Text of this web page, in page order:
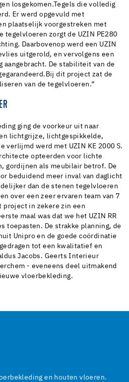
losgekomen.Tegels die volledig
Er werd opgevuld met
plaatselijk voorgestreken met
tegelvloeren zorgt de UZIN PE280
Daarbovenop werd een UZIN
uitgerold, en vervolgens een
aangebracht. De stabiliteit van de
dit project zat de
van de tegelvloeren.”
ging de voorkeur uit naar
lichtgrijze, lichtgespikkelde,
verlijmd werd met UZIN KE 2000 S.
opteerden voor lichte
gordijnen als meubilair betrof. De
beduidend meer inval van daglicht
dan de stenen tegelvloeren
over een zeer ervaren team van 7
project in zekere zin een
maal was dat we het UZIN RR
toepasten. De strakke planning, de
Unipro en de goede coördinatie
tot een kwalitatief en
Jacobs. Geerts Interieur
- eveneens deel uitmakend
vloerbekleding.
en houten vloeren.